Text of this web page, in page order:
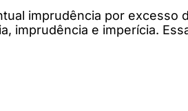
imprudência por
imprudência e imperícia.